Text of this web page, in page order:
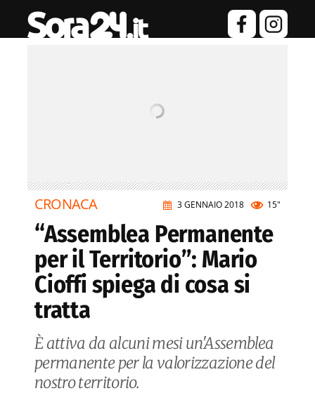
3 GENNAIO 2018 15"
CRONACA
“Assemblea Permanente
per il Territorio”: Mario
Cioffi spiega di cosa si
tratta
È attiva da alcuni mesi un'Assemblea
permanente per la valorizzazione del
nostro territorio.